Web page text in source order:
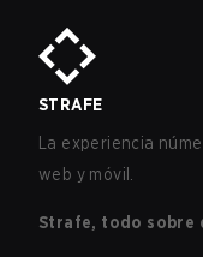
STRAFE
La experiencia
web y móvil.
Strafe, todo sobre